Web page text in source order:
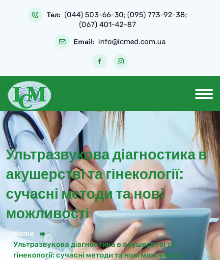
Тел: (044) 503-66-30; (095) 773-92-38;
(067) 401-42-87
Email: info@icmed.com.ua
Ультразвукова діагностика в
акушерстві та гінекології:
сучасні методи та нові
можливості
Home
Ультразвукова діагностика в акушерстві та
гінекології: сучасні методи та нові можливості